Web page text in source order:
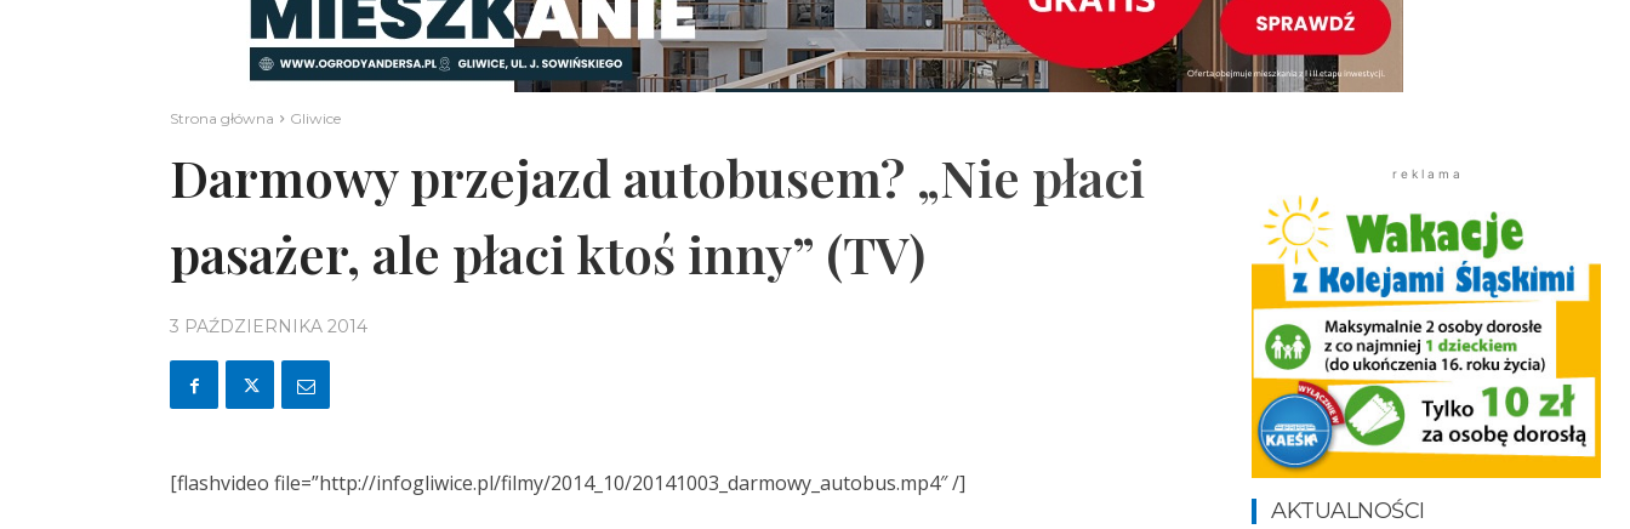
Strona główna Gliwice
Darmowy przejazd autobusem? „Nie płaci
pasażer, ale płaci ktoś inny” (TV)
3 PAŹDZIERNIKA 2014
[flashvideo file=”http://infogliwice.pl/filmy/2014_10/20141003_darmowy_autobus.mp4″ /]
r e k l a m a
AKTUALNOŚCI